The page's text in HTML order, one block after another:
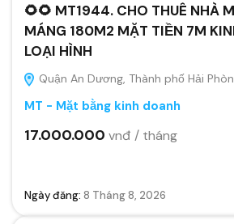
🌻🌻 MT1944. CHO THUÊ NHÀ
MÁNG 180M2 MẶT TIỀN 7M
LOẠI HÌNH
Quận An Dương, Thành phố Hải
MT - Mặt bằng kinh doanh
17.000.000 vnđ / tháng
Ngày đăng: 8 Tháng 8, 2026